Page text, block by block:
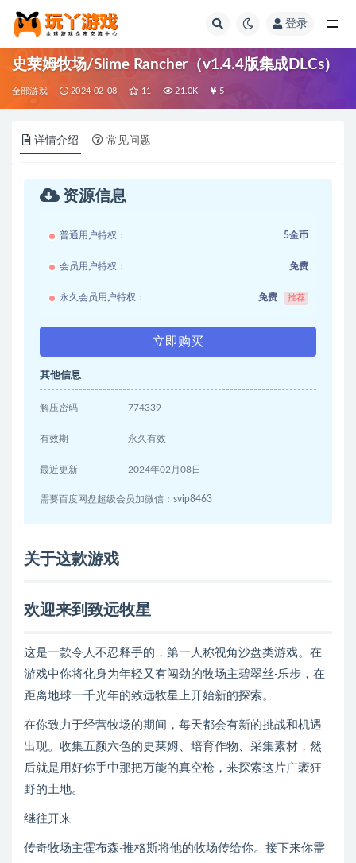
登录
史莱姆牧场/Slime Rancher（v1.4.4版集成DLCs）
全部游戏 2024-02-08 11 21.0K 5
详情介绍 常见问题
资源信息
普通用户特权： 5金币
会员用户特权： 免费
永久会员用户特权： 免费 推荐
立即购买
其他信息
解压密码 774339
有效期 永久有效
最近更新 2024年02月08日
需要百度网盘超级会员加微信：svip8463
关于这款游戏
欢迎来到致远牧星
这是一款令人不忍释手的，第一人称视角沙盘类游戏。在
游戏中你将化身为年轻又有闯劲的牧场主碧翠丝·乐步，在
距离地球一千光年的致远牧星上开始新的探索。
在你致力于经营牧场的期间，每天都会有新的挑战和机遇
出现。收集五颜六色的史莱姆、培育作物、采集素材，然
后就是用好你手中那把万能的真空枪，来探索这片广袤狂
野的土地。
继往开来
传奇牧场主霍布森·推格斯将他的牧场传给你。接下来你需